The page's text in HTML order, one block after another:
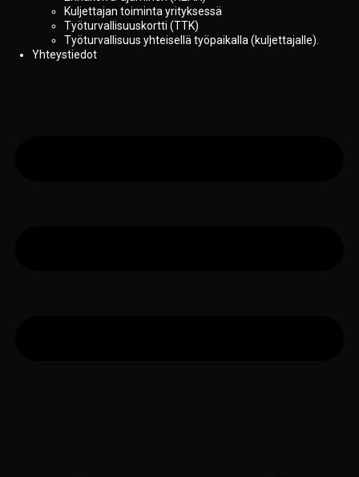
Kuljettajan toiminta yrityksessä
Työturvallisuuskortti (TTK)
Työturvallisuus yhteisellä työpaikalla (kuljettajalle).
Yhteystiedot